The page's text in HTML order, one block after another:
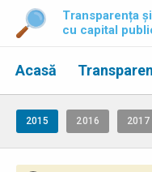
Transparența
cu capital
Acasă
2015 2016 2017